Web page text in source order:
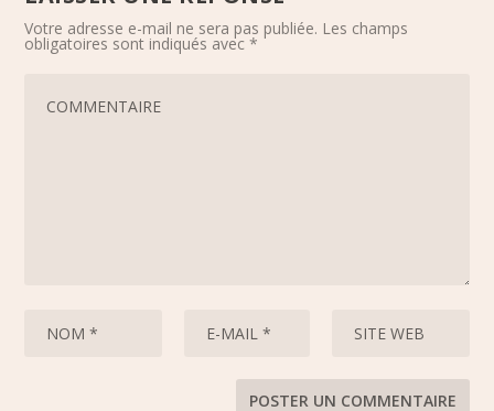
Votre adresse e-mail ne sera pas publiée. Les champs
obligatoires sont indiqués avec*